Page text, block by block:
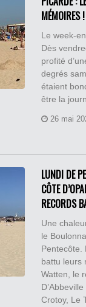
MÉMOIRES !
Le week-
Dès
profité
degrés
étaient
être la
26 mai
LUNDI DE
CÔTE
RECORDS
Une
le
Pentecôte.
battu leurs
Watten, le
Crotoy, Le